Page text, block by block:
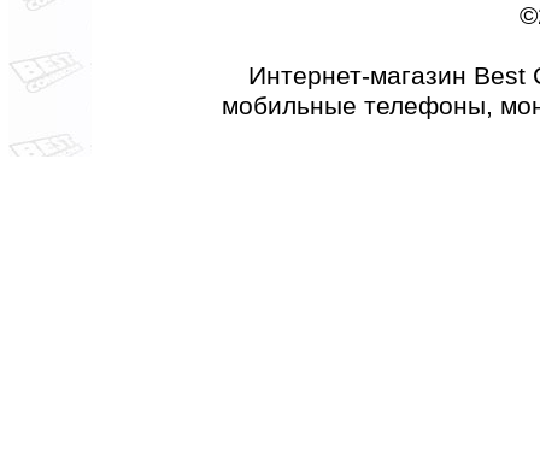
Интернет-магазин Best
мобильные телефоны,